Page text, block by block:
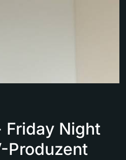
Friday Night
Produzent